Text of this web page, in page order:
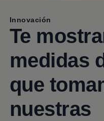
Innovación
Te
medidas
que
nuestras